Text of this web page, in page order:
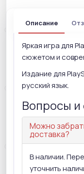
Описание
Яркая игра для
сюжетом и
Издание для
русский язык.
Вопросы и
Можно
доставка?
В наличии.
уточнить